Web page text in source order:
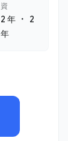
資
2 年 ・
2
年